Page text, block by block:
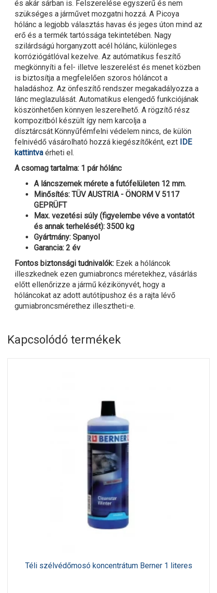
és akár sárban is. Felszerelése egyszerű és nem
szükséges a járművet mozgatni hozzá. A Picoya
hólánc a legjobb választás havas és jeges úton mind az
erő és a termék tartóssága tekintetében. Nagy
szilárdságú horganyzott acél hólánc, különleges
korróziógátlóval kezelve. Az autómatikus feszítő
megkönnyíti a fel- illetve leszerelést és menet közben
is biztosítja a megfelelően szoros hóláncot a
haladáshoz. Az önfeszítő rendszer megakadályozza a
lánc meglazulását. Automatikus elengedő funkciójának
köszönhetően könnyen leszerelhető. A rögzítő rész
kompozitból készült így nem karcolja a
dísztárcsát.Könnyűfémfelni védelem nincs, de külön
felnivédő vásárolható hozzá kiegészítőként, ezt IDE
kattintva érheti el.
A csomag tartalma: 1 pár hólánc
A láncszemek mérete a futófelületen 12 mm.
Minősítés: TÜV AUSTRIA - ÖNORM V 5117
GEPRÜFT
Max. vezetési súly (figyelembe véve a vontatót
és annak terhelését): 3500 kg
Gyártmány: Spanyol
Garancia: 2 év
Fontos biztonsági tudnivalók: Ezek a hóláncok
illeszkednek ezen gumiabroncs méretekhez, vásárlás
előtt ellenőrizze a jármű kézikönyvét, hogy a
hóláncokat az adott autótípushoz és a rajta lévő
gumiabroncsmérethez illesztheti-e.
Kapcsolódó termékek
Téli szélvédőmosó koncentrátum Berner 1 literes